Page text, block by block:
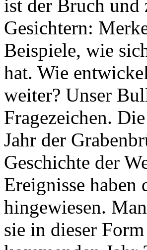
ist der Bruch
Gesichtern:
Beispiele, wie
hat. Wie
weiter? Unser
Fragezeichen.
Jahr der
Geschichte der
Ereignisse haben
hingewiesen.
sie in dieser